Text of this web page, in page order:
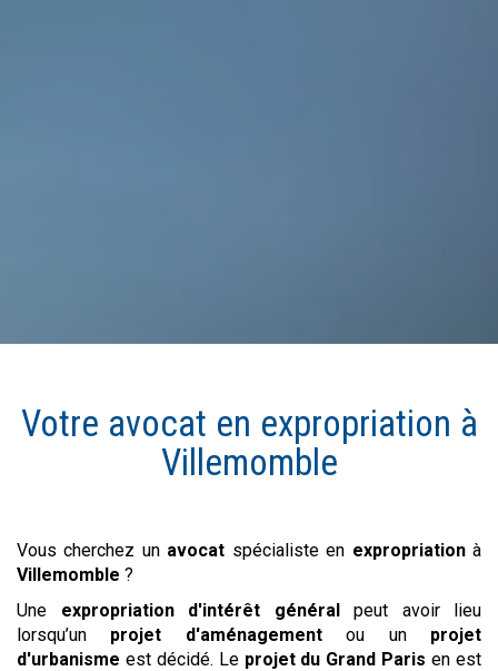
Votre avocat en expropriation à
Villemomble
Vous cherchez un avocat spécialiste en expropriation à
Villemomble ?
Une expropriation d'intérêt généralpeut avoir lieu
lorsqu’un projet d'aménagementou un projet
d'urbanisme est décidé. Le projet du Grand Paris en est